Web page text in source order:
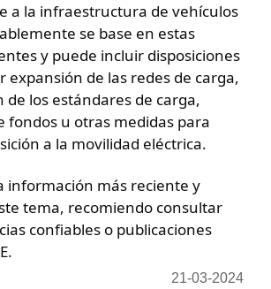
a la infraestructura de vehículos
se base en estas
y puede incluir disposiciones
expansión de las redes de carga,
de los estándares de carga,
fondos u otras medidas para
a la movilidad eléctrica.
tema, recomiendo consultar
confiables o publicaciones
21-03-2024